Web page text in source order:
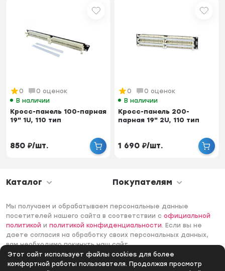
Этот сайт использует файлы cookies для более
комфортной работы пользователя. Продолжая просмотр
0
0 оценок
В наличии
Кросс-панель 100-парная
19" 1U, 110 тип
850 ₽/шт.
0
0 оценок
В наличии
Кросс-панель 200-
парная 19" 2U, 110 тип
1 690 ₽/шт.
Каталог Покупателям
Мы получаем и обрабатываем персональные данные
посетителей нашего сайта в соответствии софициальной
политикой иполитикой конфиденциальности. Если вы не
даете согласия на обработку своих персональных данных,
вам необходимо покинуть наш сайт.
© 2006 -2026 Интернет-магазин Лантек. Все права
защищены.